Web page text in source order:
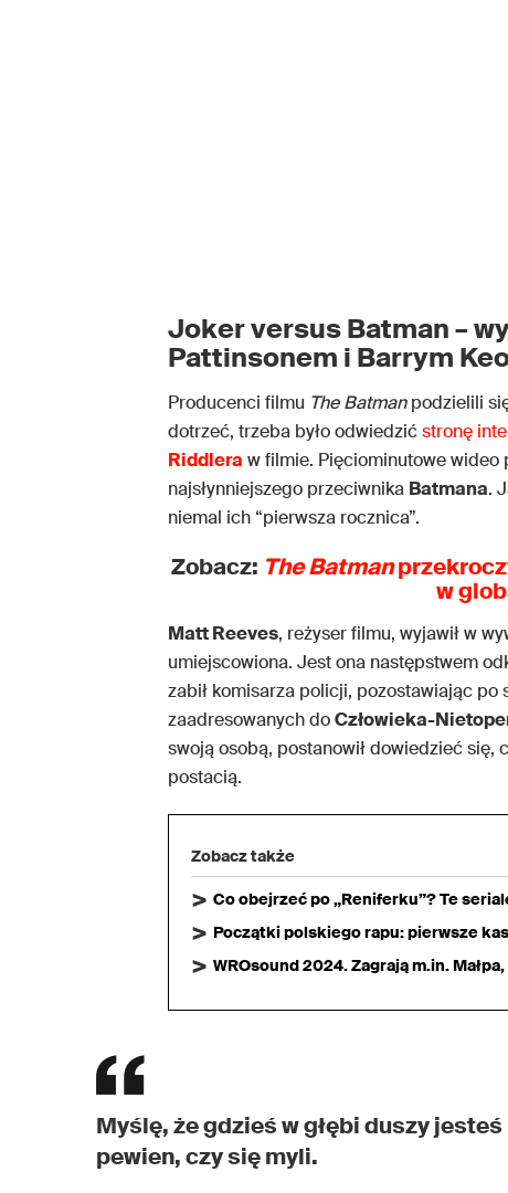
Joker versus Batman –
Pattinsonem i Barrym
Producenci filmu The Batmanpodzielili
dotrzeć, trzeba było odwiedzićstronę
Riddlera w filmie. Pięciominutowe wideo
najsłynniejszego przeciwnika Batmana.
niemal ich “pierwsza rocznica”.
Zobacz: The Batman
w
Matt Reeves, reżyser filmu, wyjawił w
umiejscowiona. Jest ona następstwem
zabił komisarza policji, pozostawiając
zaadresowanych doCzłowieka-
swoją osobą, postanowił dowiedzieć się,
postacią.
Zobacz także
Co obejrzeć po „Reniferku”? Te
Początki polskiego rapu: pierwsze
WROsound 2024. Zagrają m.in.
Myślę, że gdzieś w głębi duszy
pewien, czy się myli.